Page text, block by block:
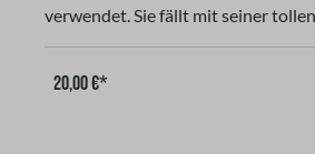
verwendet. Sie fällt mit seiner
Stainless Steel mit doppelwandiger
20,00 €*